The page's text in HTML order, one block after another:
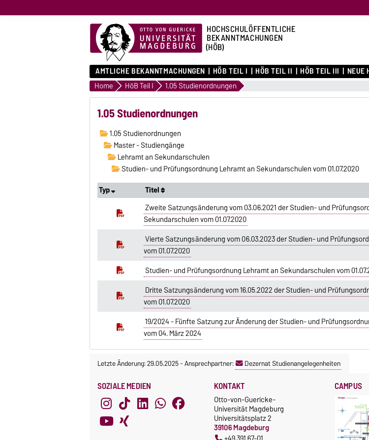
HOCHSCHULÖFFENTLICHE
BEKANNTMACHUNGEN
(HÖB)
AMTLICHE BEKANNTMACHUNGEN HÖB TEIL I HÖB TEIL II HÖB TEIL III NEUE
Home HöB Teil I 1.05 Studienordnungen
1.05 Studienordnungen
1.05 Studienordnungen
Master - Studiengänge
Lehramt an Sekundarschulen
Studien- und Prüfungsordnung Lehramt an Sekundarschulen vom 01.07.2020
Typ
Titel
Zweite Satzungsänderung vom 03.06.2021 der Studien- und
Sekundarschulen vom 01.07.2020
Vierte Satzungsänderung vom 06.03.2023 der Studien- und
vom 01.07.2020
Studien- und Prüfungsordnung Lehramt an Sekundarschulen vom
Dritte Satzungsänderung vom 16.05.2022 der Studien- und
vom 01.07.2020
19/2024 - Fünfte Satzung zur Änderung der Studien- und
vom 04. März 2024
Letzte Änderung: 29.05.2025-Ansprechpartner: Dezernat Studienangelegenheiten
SOZIALE MEDIEN KONTAKT
Otto-von-Guericke-
Universität Magdeburg
Universitätsplatz 2
39106 Magdeburg
CAMPUS